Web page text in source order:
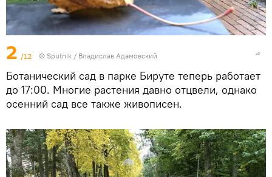
2 /12 © Sputnik / Владислав Адамовский
Ботанический сад в парке Бируте теперь работает
до 17:00. Многие растения давно отцвели, однако
осенний сад все также живописен.